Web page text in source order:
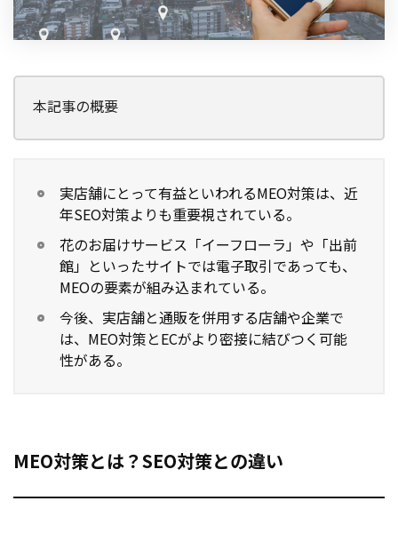
EC運用支援
継続的に結果を出し続けるECサイトへ
ライセンス契約
内製化支援
導入事例
お役立ち記事
電話受付：平日 10:00~17:00
本記事の概要
実店舗にとって有益といわれるMEO対策は、近
年SEO対策よりも重要視されている。
花のお届けサービス「イーフローラ」や「出前
館」といったサイトでは電子取引であっても、
MEOの要素が組み込まれている。
今後、実店舗と通販を併用する店舗や企業で
は、MEO対策とECがより密接に結びつく可能
性がある。
MEO対策とは？SEO対策との違い